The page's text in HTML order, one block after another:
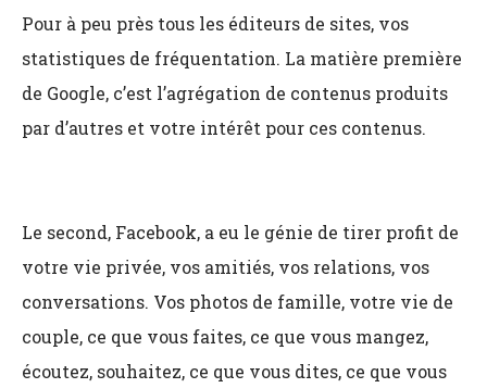
Pour à peu près tous les éditeurs de sites, vos
statistiques de fréquentation. La matière première
de Google, c’est l’agrégation de contenus produits
par d’autres et votre intérêt pour ces contenus.
Le second, Facebook, a eu le génie de tirer profit de
votre vie privée, vos amitiés, vos relations, vos
conversations. Vos photos de famille, votre vie de
couple, ce que vous faites, ce que vous mangez,
écoutez, souhaitez, ce que vous dites, ce que vous